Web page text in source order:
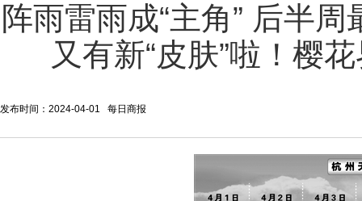
阵雨雷雨成“主角” 后半
又有新“皮肤”啦！樱
发布时间：2024-04-01 每日商报